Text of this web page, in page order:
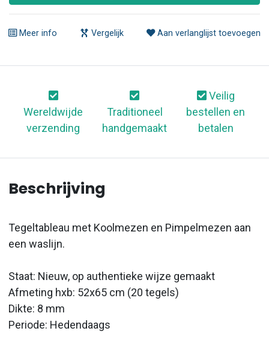
Meer info Vergelijk Aan verlanglijst toevoegen
Wereldwijde
verzending
Traditioneel
handgemaakt
Veilig
bestellen en
betalen
Beschrijving
Tegeltableau met Koolmezen en Pimpelmezen aan
een waslijn.
Staat: Nieuw, op authentieke wijze gemaakt
Afmeting hxb: 52x65 cm (20 tegels)
Dikte: 8 mm
Periode: Hedendaags